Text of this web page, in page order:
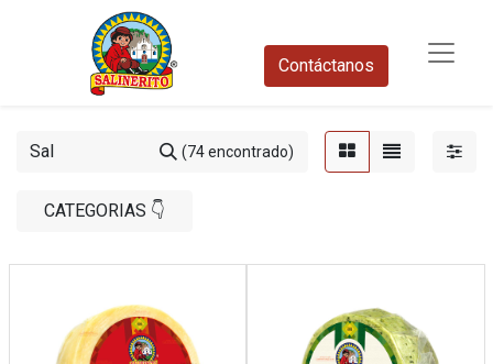
Contáctanos​
(74 encontrado)
CATEGORIAS 👇